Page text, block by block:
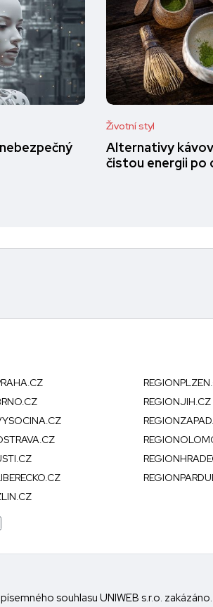
Životní styl
Alternativy
čistou energii po
REGIONJIH.CZ
souhlasu UNIWEB s.r.o. zakázáno.